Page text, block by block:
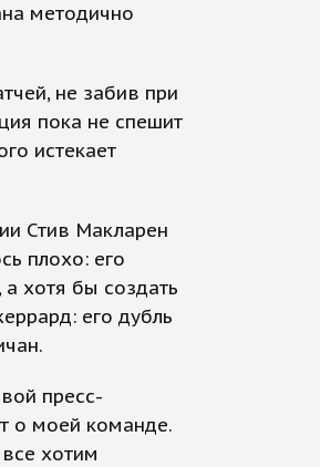
методично
не забив при
пока не спешит
истекает
Стив Макларен
плохо: его
хотя бы создать
его дубль
пресс-
о моей команде.
хотим